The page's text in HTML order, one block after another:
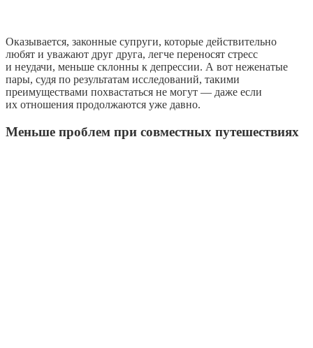
Оказывается, законные супруги, которые действительно
любят и уважают друг друга, легче переносят стресс
и неудачи, меньше склонны к депрессии. А вот неженатые
пары, судя по результатам исследований, такими
преимуществами похвастаться не могут — даже если
их отношения продолжаются уже давно.
Меньше проблем при совместных путешествиях